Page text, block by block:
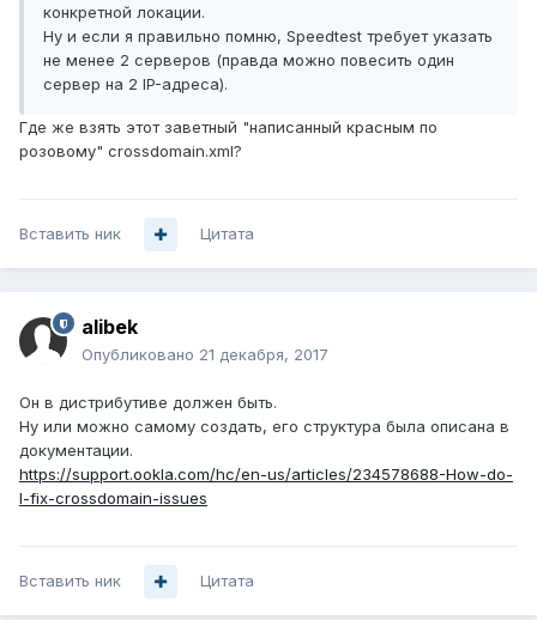
конкретной локации.
Ну и если я правильно помню, Speedtest требует указать
не менее 2 серверов (правда можно повесить один
сервер на 2 IP-адреса).
Где же взять этот заветный "написанный красным по
розовому" crossdomain.xml?
Вставить ник Цитата
alibek
Опубликовано 21 декабря, 2017
Он в дистрибутиве должен быть.
Ну или можно самому создать, его структура была описана в
документации.
https://support.ookla.com/hc/en-us/articles/234578688-How-do-
I-fix-crossdomain-issues
Вставить ник Цитата